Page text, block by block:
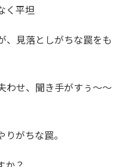
く平坦
、見落としがちな罠をも
わせ、聞き手がすぅ～～
りがちな罠。